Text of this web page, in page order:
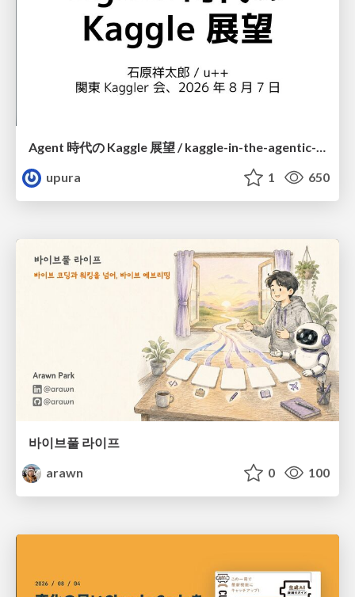
Agent 時代の Kaggle 展望 / kaggle-in-the-agentic-era
upura
1 650
바이브풀 라이프
arawn
0 100